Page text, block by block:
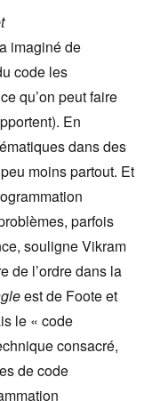
imaginé de
code les
qu’on peut faire
En
dans des
moins partout. Et
parfois
souligne Vikram
de l’ordre dans la
est de Foote et
le «code
consacré,
de code